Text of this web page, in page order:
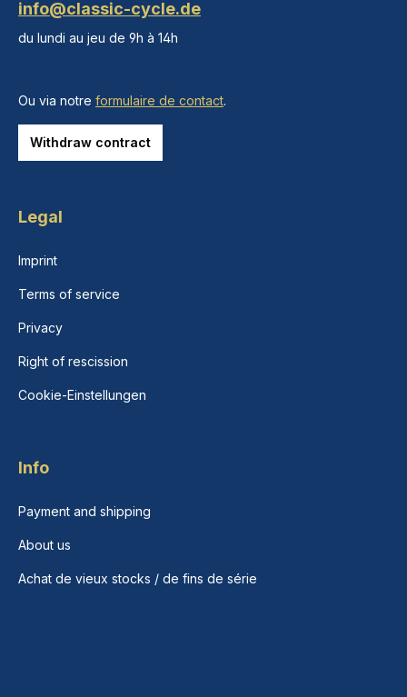
info@classic-cycle.de
du lundi au jeu de 9h à 14h
Ou via notre formulaire de contact.
Withdraw contract
Legal
Imprint
Terms of service
Privacy
Right of rescission
Cookie-Einstellungen
Info
Payment and shipping
About us
Achat de vieux stocks / de fins de série